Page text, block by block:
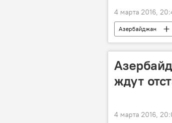
4 марта 2016,
Азербайджан
Проверки
ждут
4 марта 2016,